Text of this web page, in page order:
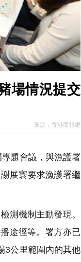
場情況提交
來源： 香港商報網
題會議，與漁護署
展寰要求漁護署繼
測機制主動發現。
途徑等。署方亦已
3公里範圍內的其他